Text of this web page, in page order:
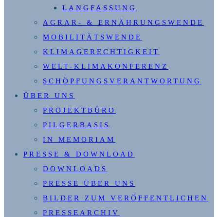
LANGFASSUNG
AGRAR- & ERNÄHRUNGSWENDE
MOBILITÄTSWENDE
KLIMAGERECHTIGKEIT
WELT-KLIMAKONFERENZ
SCHÖPFUNGSVERANTWORTUNG
ÜBER UNS
PROJEKTBÜRO
PILGERBASIS
IN MEMORIAM
PRESSE & DOWNLOAD
DOWNLOADS
PRESSE ÜBER UNS
BILDER ZUM VERÖFFENTLICHEN
PRESSEARCHIV